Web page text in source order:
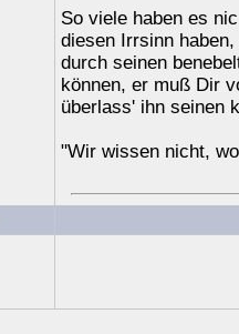
So viele haben es
diesen Irrsinn
durch seinen
können, er muß Dir
überlass' ihn seinen
"Wir wissen nicht,